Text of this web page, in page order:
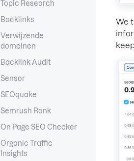
Topic Research
Backlinks
Verwijzende
domeinen
Backlink Audit
Sensor
SEOquake
Semrush Rank
On Page SEO Checker
Organic Traffic
Insights
We